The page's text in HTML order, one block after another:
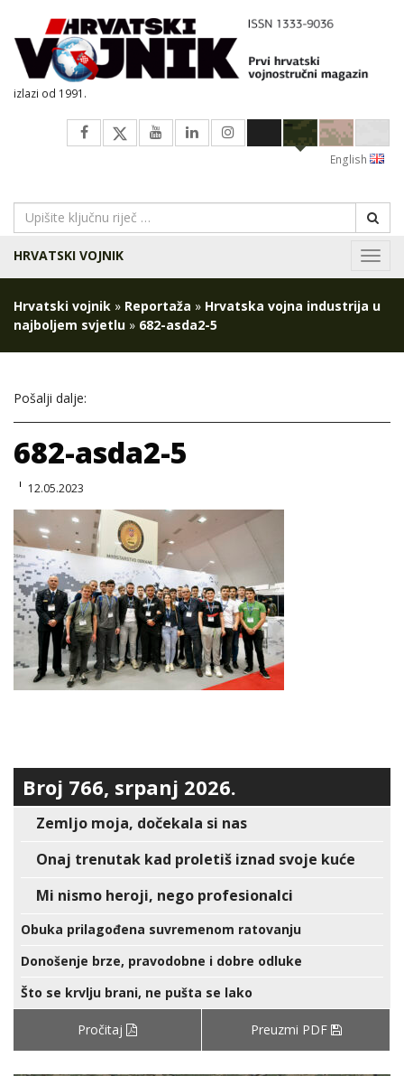
izlazi od 1991.
English
HRVATSKI VOJNIK
Hrvatski vojnik » Reportaža » Hrvatska vojna industrija u
najboljem svjetlu » 682-asda2-5
Pošalji dalje:
682-asda2-5
12.05.2023
Broj 766, srpanj 2026.
Zemljo moja, dočekala si nas
Onaj trenutak kad proletiš iznad svoje kuće
Mi nismo heroji, nego profesionalci
Obuka prilagođena suvremenom ratovanju
Donošenje brze, pravodobne i dobre odluke
Što se krvlju brani, ne pušta se lako
Pročitaj Preuzmi PDF